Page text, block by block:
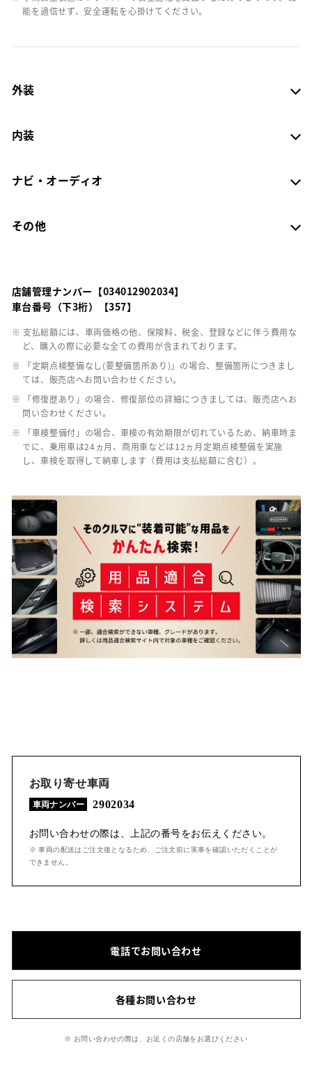
能を過信せず、安全運転を心掛けてください。
外装
内装
ナビ・オーディオ
その他
店舗管理ナンバー【034012902034】
車台番号（下3桁）【357】
※ 支払総額には、車両価格の他、保険料、税金、登録などに伴う費用な
ど、購入の際に必要な全ての費用が含まれております。
※ 「定期点検整備なし(要整備箇所あり)」の場合、整備箇所につきまし
ては、販売店へお問い合わせください。
※ 「修復歴あり」の場合、修復部位の詳細につきましては、販売店へお
問い合わせください。
※ 「車検整備付」の場合、車検の有効期限が切れているため、納車時ま
でに、乗用車は24ヵ月、商用車などは12ヵ月定期点検整備を実施
し、車検を取得して納車します（費用は支払総額に含む）。
お取り寄せ車両
車両ナンバー 2902034
お問い合わせの際は、上記の番号をお伝えください。
※ 車両の配送はご注文後となるため、ご注文前に実車を確認いただくことが
できません。
電話でお問い合わせ
各種お問い合わせ
※ お問い合わせの際は、お近くの店舗をお選びください